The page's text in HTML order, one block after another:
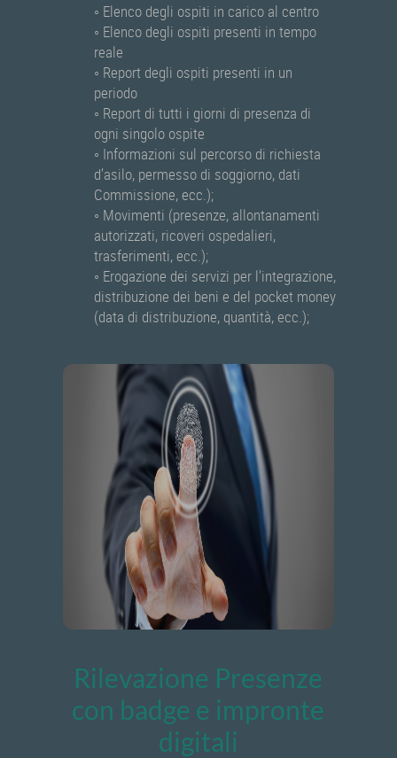
◦ Elenco degli ospiti in carico al centro
◦ Elenco degli ospiti presenti in tempo
reale
◦ Report degli ospiti presenti in un
periodo
◦ Report di tutti i giorni di presenza di
ogni singolo ospite
◦ Informazioni sul percorso di richiesta
d’asilo, permesso di soggiorno, dati
Commissione, ecc.);
◦ Movimenti (presenze, allontanamenti
autorizzati, ricoveri ospedalieri,
trasferimenti, ecc.);
◦ Erogazione dei servizi per l’integrazione,
distribuzione dei beni e del pocket money
(data di distribuzione, quantità, ecc.);
Rilevazione Presenze
con badge e impronte
digitali